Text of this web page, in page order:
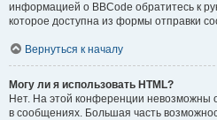
информацией о BBCode обратитесь к
которое доступна из формы отправки
Вернуться к началу
Могу ли я использовать HTML?
Нет. На этой конференции невозможны
в сообщениях. Большая часть